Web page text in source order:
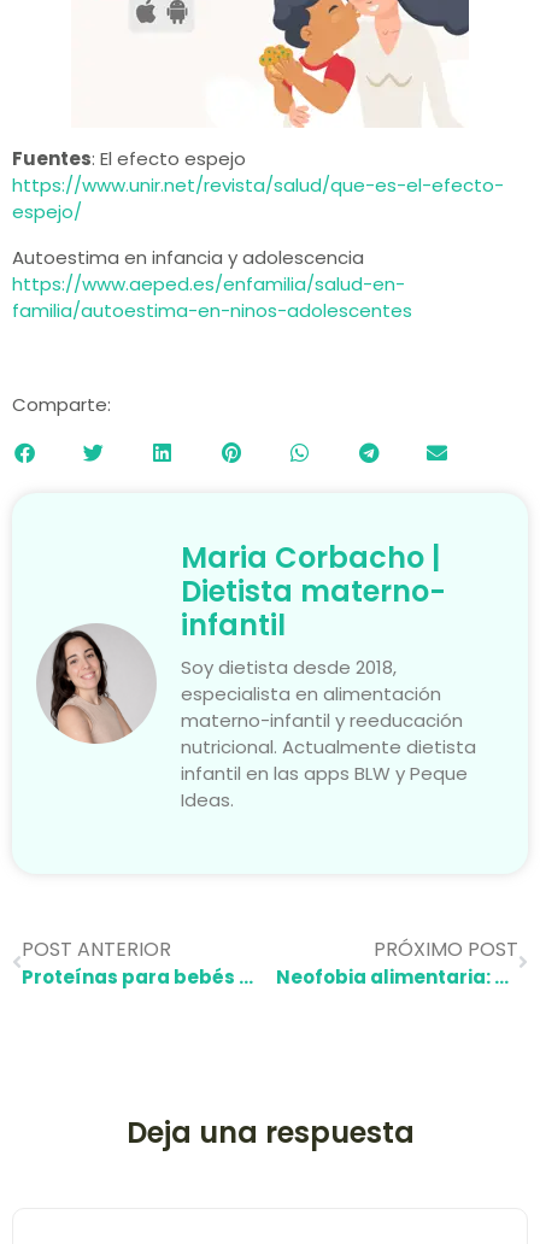
Fuentes: El efecto espejo
https://www.unir.net/revista/salud/que-es-el-efecto-
espejo/
Autoestima en infancia y adolescencia
https://www.aeped.es/enfamilia/salud-en-
familia/autoestima-en-ninos-adolescentes
Comparte:
Maria Corbacho |
Dietista materno-
infantil
Soy dietista desde 2018,
especialista en alimentación
materno-infantil y reeducación
nutricional. Actualmente dietista
infantil en las apps BLW y Peque
Ideas.
POST ANTERIOR
Proteínas para bebés de 0 a 3 años: guía completa y actualizada
PRÓXIMO POST
Neofobia alimentaria: ¿por qué mi peque ya no quiere probar nada nuevo?
Deja una respuesta